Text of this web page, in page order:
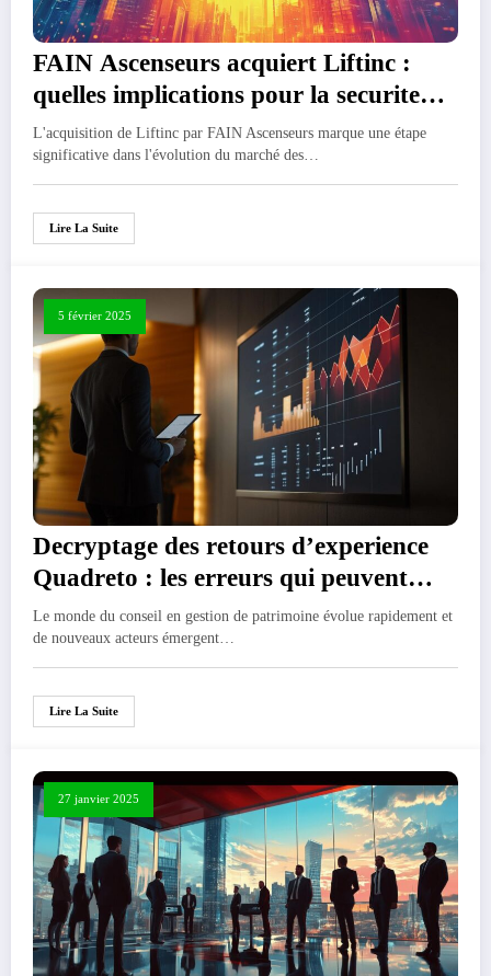
FAIN Ascenseurs acquiert Liftinc :
quelles implications pour la securite
des installations ?
L'acquisition de Liftinc par FAIN Ascenseurs marque une étape
significative dans l'évolution du marché des…
Lire La Suite
5 février 2025
Decryptage des retours d’experience
Quadreto : les erreurs qui peuvent
vous couter cher
Le monde du conseil en gestion de patrimoine évolue rapidement et
de nouveaux acteurs émergent…
Lire La Suite
27 janvier 2025